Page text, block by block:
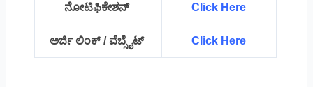
ನೋಟಿಫಿಕೇಶನ್ Click Here
ಅರ್ಜಿ ಲಿಂಕ್ / ವೆಬ್ಸೈಟ್ Click Here